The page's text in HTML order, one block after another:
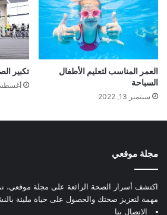
العمر المناسب لتعليم الأطفال
السباحة
سبتمبر 13, 2022
تكبير
أغسطس 26,
مجلة موقعي
اكتشف أسرار الصحة الرائعة على مجلة
مهمة لتعزيز صحتك والحصول على حياة مليئة
الإتصال بنا